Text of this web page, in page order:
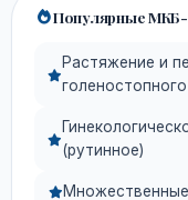
Популярные
Растяжение и
(рутинное)